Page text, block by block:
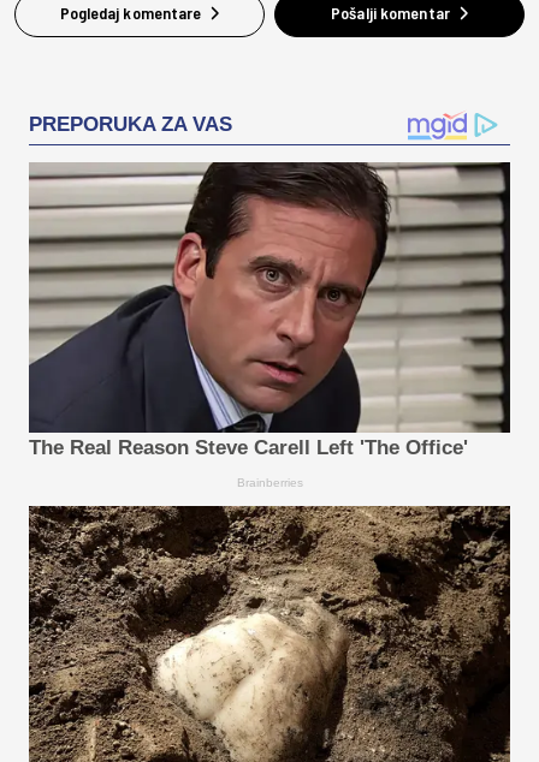
Pogledaj komentare Pošalji komentar
PREPORUKA ZA VAS
The Real Reason Steve Carell Left 'The Office'
Brainberries